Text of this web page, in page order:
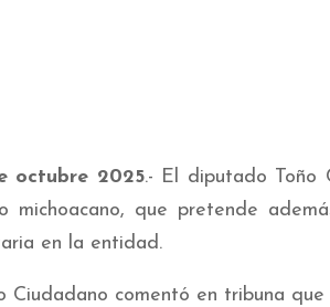
octubre 2025.- El diputado Toño
que pretende
en la entidad.
Ciudadano comentó en tribuna